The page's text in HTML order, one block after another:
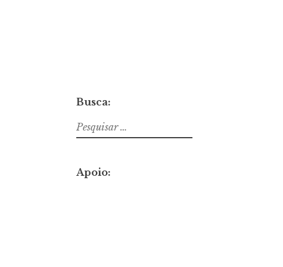
Busca:
Pesquisar
por:
Apoio: